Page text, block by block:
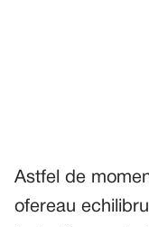
Astfel de
ofereau